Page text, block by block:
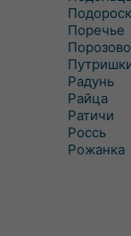
Подороск
Поречье
Порозово
Радунь
Райца
Ратичи
Роcсь
Рожанка